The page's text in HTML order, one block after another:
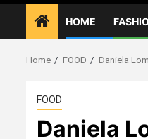
HOME
Home FOOD Daniela
FOOD
Daniela